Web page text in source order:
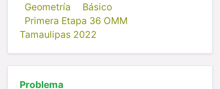
Geometría
Básico
Primera Etapa 36 OMM
Tamaulipas 2022
Problema